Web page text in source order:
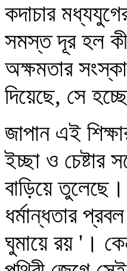
কদাচার
সমস্ত দূর হল
অক্ষমতার
দিয়েছে, সে
জাপান এই
ইচ্ছা ও চেষ্টার
বাড়িয়ে
ধর্মান্ধতার
ঘুমায়ে রয় '।